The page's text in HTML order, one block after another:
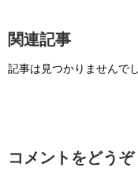
関連記事
記事は見つかりませんでし
コメントをどうぞ